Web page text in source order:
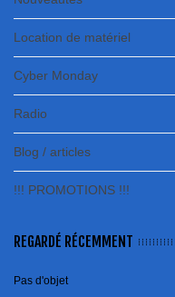
Location de matériel
Cyber Monday
Radio
Blog / articles
!!! PROMOTIONS !!!
REGARDÉ RÉCEMMENT
Pas d'objet